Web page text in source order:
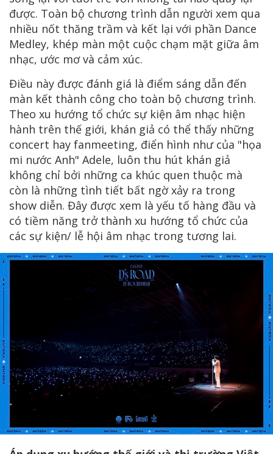
được. Toàn bộ chương trình dẫn người xem qua
nhiều nốt thăng trầm và kết lại với phần Dance
Medley, khép màn một cuộc chạm mặt giữa âm
nhạc, ước mơ và cảm xúc.
Điều này được đánh giá là điểm sáng dẫn đến
màn kết thành công cho toàn bộ chương trình.
Theo xu hướng tổ chức sự kiện âm nhạc hiện
hành trên thế giới, khán giả có thể thấy những
concert hay fanmeeting, điển hình như của "họa
mi nước Anh" Adele, luôn thu hút khán giả
không chỉ bởi những ca khúc quen thuộc mà
còn là những tình tiết bất ngờ xảy ra trong
show diễn. Đây được xem là yếu tố hàng đầu và
có tiềm năng trở thành xu hướng tổ chức của
các sự kiện/ lễ hội âm nhạc trong tương lai.